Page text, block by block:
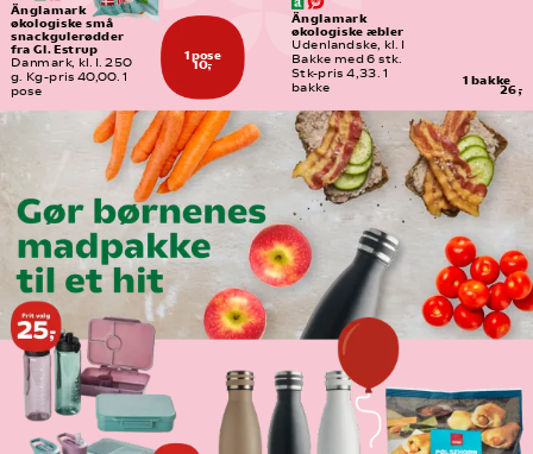
1 pose
10,-
Änglamark
økologiske små
snackgulerødder
fra Gl. Estrup
Danmark, kl. I. 250
g. Kg-pris 40,00. 1
pose
1 bakke
26,-
Änglamark
økologiske æbler
Udenlandske, kl. I
Bakke med 6 stk.
Stk-pris 4,33. 1
bakke